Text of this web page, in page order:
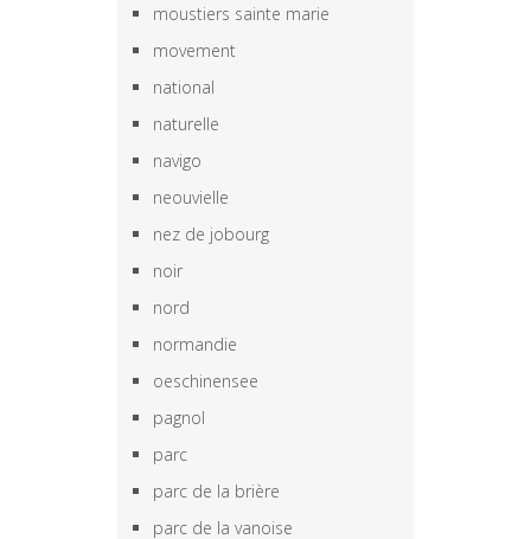
moustiers sainte marie
movement
national
naturelle
navigo
neouvielle
nez de jobourg
noir
nord
normandie
oeschinensee
pagnol
parc
parc de la brière
parc de la vanoise